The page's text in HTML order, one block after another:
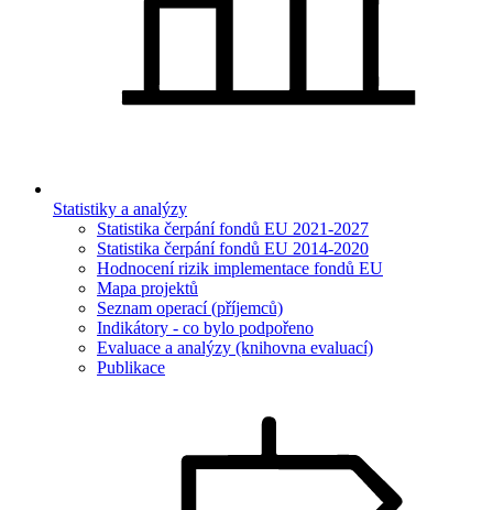
Statistiky a analýzy
Statistika čerpání fondů EU 2021-2027
Statistika čerpání fondů EU 2014-2020
Hodnocení rizik implementace fondů EU
Mapa projektů
Seznam operací (příjemců)
Indikátory - co bylo podpořeno
Evaluace a analýzy (knihovna evaluací)
Publikace